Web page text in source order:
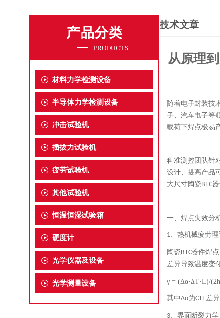
产品分类
PRODUCTS
材料力学检测设备
半导体力学检测设备
冲击试验机
插拔力试验机
疲劳试验机
其他试验机
恒温恒湿试验箱
硬度计
光学仪器及设备
光学测量设备
技术文章
从原理
随着电子封装技
子、汽车电子等
载荷下焊点极易
科准测控团队针
设计、提高产品
大尺寸陶瓷BTC器
一、焊点失效分
1、 热机械疲劳理
陶瓷BTC器件焊
差异导致温度变
γ = (Δα·ΔT·L)/
其中Δα为CTE差
3、 界面断裂力学